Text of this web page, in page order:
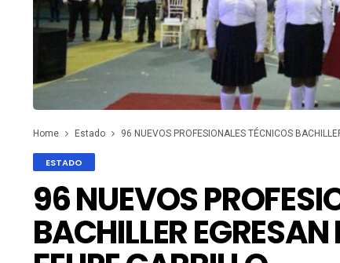
Home Estado 96 NUEVOS PROFESIONALES TÉCNICOS
ESTADO
96 NUEVOS
BACHILLER